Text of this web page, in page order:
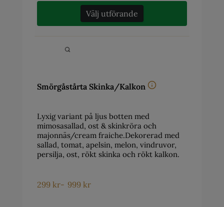
Välj utförande
Smörgåstårta Skinka/Kalkon
Lyxig variant på ljus botten med
mimosasallad, ost & skinkröra och
majonnäs/cream fraiche.Dekorerad med
sallad, tomat, apelsin, melon, vindruvor,
persilja, ost, rökt skinka och rökt kalkon.
299 kr- 999 kr